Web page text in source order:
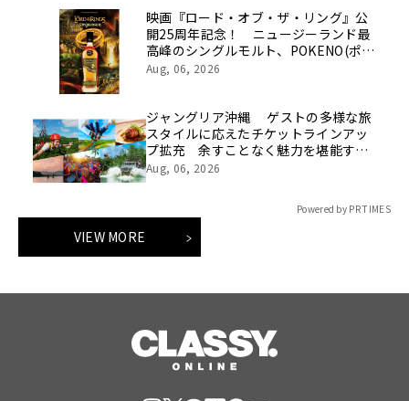
映画『ロード・オブ・ザ・リング』公
開25周年記念！ ニュージーランド最
高峰のシングルモルト、POKENO(ポケ
ノ)より 数量限定ウイスキー「リング
Aug, 06, 2026
ジャングリア沖縄 ゲストの多様な旅
スタイルに応えたチケットラインアッ
プ拡充 余すことなく魅力を堪能する
「ロイヤルチケット」新登場
Aug, 06, 2026
Powered by PR TIMES
VIEW MORE